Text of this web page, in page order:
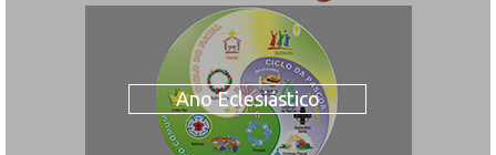
Ano Eclesiástico